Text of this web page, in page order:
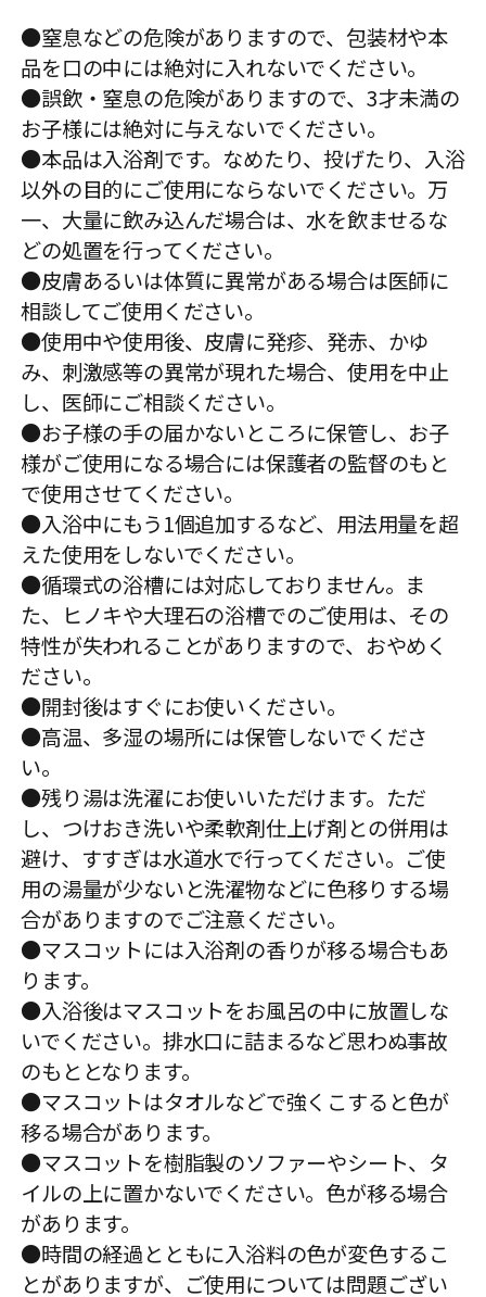
●窒息などの危険がありますので、包装材や本
品を口の中には絶対に入れないでください。
●誤飲・窒息の危険がありますので、3才未満の
お子様には絶対に与えないでください。
●本品は入浴剤です。なめたり、投げたり、入浴
以外の目的にご使用にならないでください。万
一、大量に飲み込んだ場合は、水を飲ませるな
どの処置を行ってください。
●皮膚あるいは体質に異常がある場合は医師に
相談してご使用ください。
●使用中や使用後、皮膚に発疹、発赤、かゆ
み、刺激感等の異常が現れた場合、使用を中止
し、医師にご相談ください。
●お子様の手の届かないところに保管し、お子
様がご使用になる場合には保護者の監督のもと
で使用させてください。
●入浴中にもう1個追加するなど、用法用量を超
えた使用をしないでください。
●循環式の浴槽には対応しておりません。ま
た、ヒノキや大理石の浴槽でのご使用は、その
特性が失われることがありますので、おやめく
ださい。
●開封後はすぐにお使いください。
●高温、多湿の場所には保管しないでくださ
い。
●残り湯は洗濯にお使いいただけます。ただ
し、つけおき洗いや柔軟剤仕上げ剤との併用は
避け、すすぎは水道水で行ってください。ご使
用の湯量が少ないと洗濯物などに色移りする場
合がありますのでご注意ください。
●マスコットには入浴剤の香りが移る場合もあ
ります。
●入浴後はマスコットをお風呂の中に放置しな
いでください。排水口に詰まるなど思わぬ事故
のもととなります。
●マスコットはタオルなどで強くこすると色が
移る場合があります。
●マスコットを樹脂製のソファーやシート、タ
イルの上に置かないでください。色が移る場合
があります。
●時間の経過とともに入浴料の色が変色するこ
とがありますが、ご使用については問題ござい